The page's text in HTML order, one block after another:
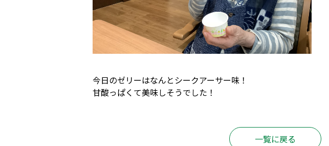
今日のゼリーはなんとシークアーサー味！
甘酸っぱくて美味しそうでした！
一覧に戻る